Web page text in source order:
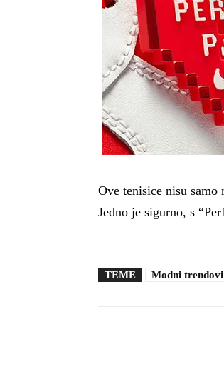
Ove tenisice nisu
Jedno je sigurno, s
TEME Modni trendovi